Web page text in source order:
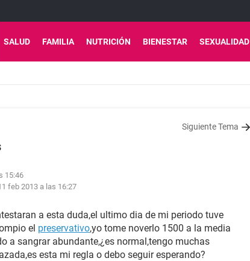
SALUD FAMILIA NUTRICIÓN BIENESTAR SEXUALIDAD
Siguiente Tema
15:46
feb 2013 a las 16:27
a esta duda,el ultimo dia de mi periodo tuve
el preservativo,yo tome noverlo 1500 a la media
a sangrar abundante,¿es normal,tengo muchas
esta mi regla o debo seguir esperando?